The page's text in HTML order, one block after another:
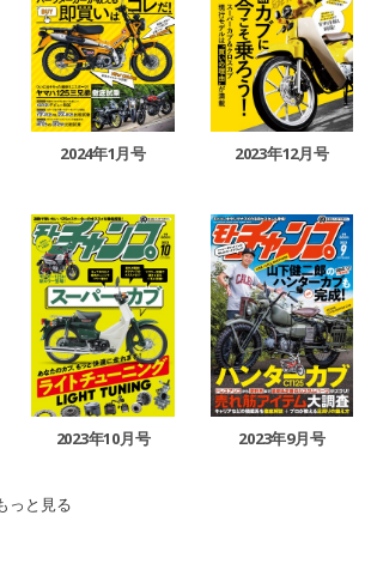
2024年1月号 2023年12月号
2023年10月号 2023年9月号
っと見る